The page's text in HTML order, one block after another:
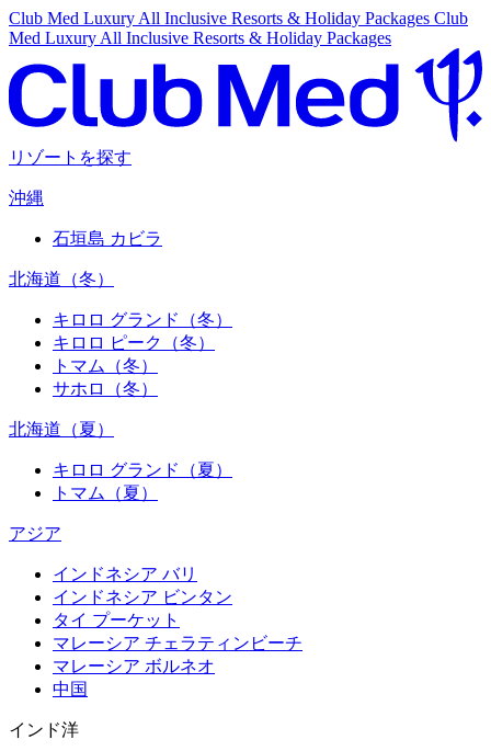
Club Med Luxury All Inclusive Resorts & Holiday Packages Club
Med Luxury All Inclusive Resorts & Holiday Packages
リゾートを探す
沖縄
石垣島 カビラ
北海道（冬）
キロロ グランド（冬）
キロロ ピーク（冬）
トマム（冬）
サホロ（冬）
北海道（夏）
キロロ グランド（夏）
トマム（夏）
アジア
インドネシア バリ
インドネシア ビンタン
タイ プーケット
マレーシア チェラティンビーチ
マレーシア ボルネオ
中国
インド洋